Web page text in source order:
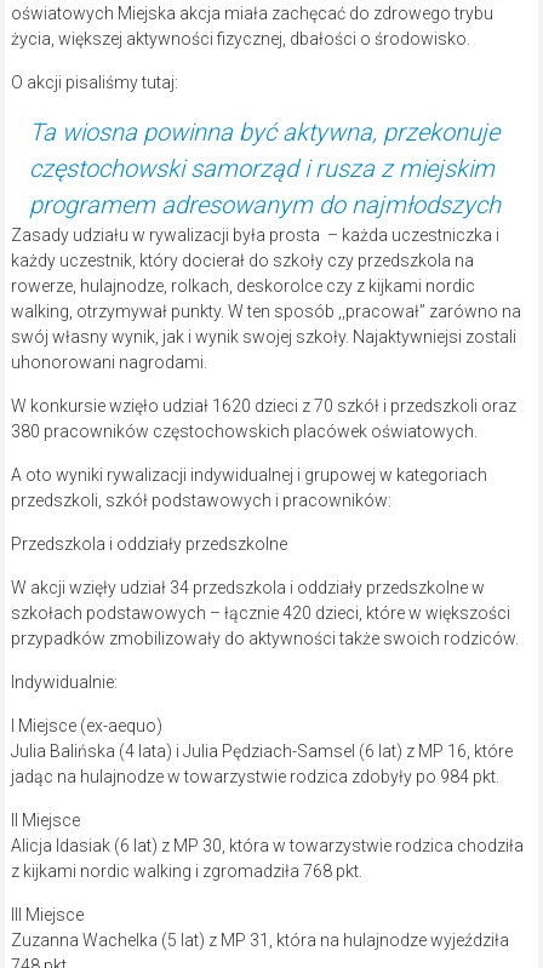
oświatowych Miejska akcja miała zachęcać do zdrowego trybu
życia, większej aktywności fizycznej, dbałości o środowisko.
O akcji pisaliśmy tutaj:
Ta wiosna powinna być aktywna, przekonuje
częstochowski samorząd i rusza z miejskim
programem adresowanym do najmłodszych
Zasady udziału w rywalizacji była prosta – każda uczestniczka i
każdy uczestnik, który docierał do szkoły czy przedszkola na
rowerze, hulajnodze, rolkach, deskorolce czy z kijkami nordic
walking, otrzymywał punkty. W ten sposób ,,pracował” zarówno na
swój własny wynik, jak i wynik swojej szkoły. Najaktywniejsi zostali
uhonorowani nagrodami.
W konkursie wzięło udział 1620 dzieci z 70 szkół i przedszkoli oraz
380 pracowników częstochowskich placówek oświatowych.
A oto wyniki rywalizacji indywidualnej i grupowej w kategoriach
przedszkoli, szkół podstawowych i pracowników:
Przedszkola i oddziały przedszkolne
W akcji wzięły udział 34 przedszkola i oddziały przedszkolne w
szkołach podstawowych – łącznie 420 dzieci, które w większości
przypadków zmobilizowały do aktywności także swoich rodziców.
Indywidualnie:
I Miejsce (ex-aequo)
Julia Balińska (4 lata) i Julia Pędziach-Samsel (6 lat) z MP 16, które
jadąc na hulajnodze w towarzystwie rodzica zdobyły po 984 pkt.
II Miejsce
Alicja Idasiak (6 lat) z MP 30, która w towarzystwie rodzica chodziła
z kijkami nordic walking i zgromadziła 768 pkt.
III Miejsce
Zuzanna Wachelka (5 lat) z MP 31, która na hulajnodze wyjeździła